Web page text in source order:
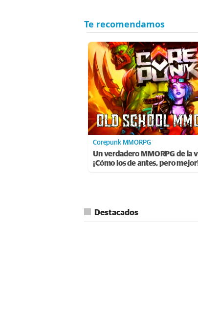
Corepunk MMORPG
Un verdadero MMORPG de la
¡Cómo los de antes, pero
Destacados